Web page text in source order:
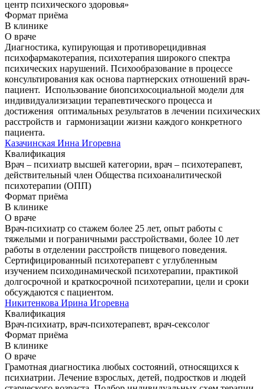
центр психического здоровья»
Формат приёма
В клинике
О враче
Диагностика, купирующая и противорецидивная
психофармакотерапия, психотерапия широкого спектра
психических нарушений. Психообразование в процессе
консультирования как основа партнерских отношений врач-
пациент. Использование биопсихосоциальной модели для
индивидуализизации терапевтического процесса и
достижения оптимальных результатов в лечении психических
расстройств и гармонизации жизни каждого конкретного
пациента.
Казачинская Инна Игоревна
Квалификация
Врач – психиатр высшей категории, врач – психотерапевт,
действительный член Общества психоаналитической
психотерапии (ОПП)
Формат приёма
В клинике
О враче
Врач-психиатр со стажем более 25 лет, опыт работы с
тяжелыми и пограничными расстройствами, более 10 лет
работы в отделении расстройств пищевого поведения.
Сертифицированный психотерапевт с углубленным
изучением психодинамической психотерапии, практикой
долгосрочной и краткосрочной психотерапии, цели и сроки
обсуждаются с пациентом.
Никитенкова Ирина Игоревна
Квалификация
Врач-психиатр, врач-психотерапевт, врач-сексолог
Формат приёма
В клинике
О враче
Грамотная диагностика любых состояний, относящихся к
психиатрии. Лечение взрослых, детей, подростков и людей